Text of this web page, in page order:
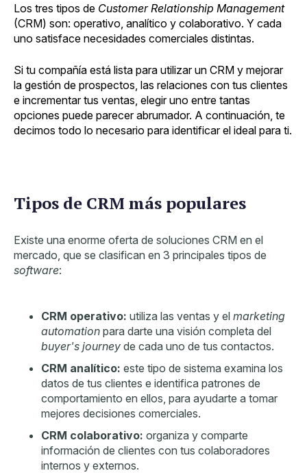
Los tres tipos de Customer Relationship Management
(CRM) son: operativo, analítico y colaborativo. Y cada
uno satisface necesidades comerciales distintas.
Si tu compañía está lista para utilizar un CRM y mejorar
la gestión de prospectos, las relaciones con tus clientes
e incrementar tus ventas, elegir uno entre tantas
opciones puede parecer abrumador. A continuación, te
decimos todo lo necesario para identificar el ideal para ti.
Tipos de CRM más populares
Existe una enorme oferta de soluciones CRM en el
mercado, que se clasifican en 3 principales tipos de
software:
CRM operativo: utiliza las ventas y el marketing
automation para darte una visión completa del
buyer's journey de cada uno de tus contactos.
CRM analítico: este tipo de sistema examina los
datos de tus clientes e identifica patrones de
comportamiento en ellos, para ayudarte a tomar
mejores decisiones comerciales.
CRM colaborativo: organiza y comparte
información de clientes con tus colaboradores
internos y externos.